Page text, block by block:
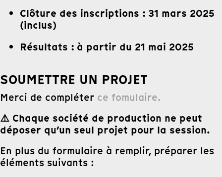
Clôture des inscriptions : 31 mars 2025
(inclus)
Résultats : à partir du 21 mai 2025
SOUMETTRE UN PROJET
Merci de compléter ce fomulaire.
⚠️ Chaque société de production ne peut
déposer qu’un seul projet pour la session.
En plus du formulaire à remplir, préparer les
éléments suivants :